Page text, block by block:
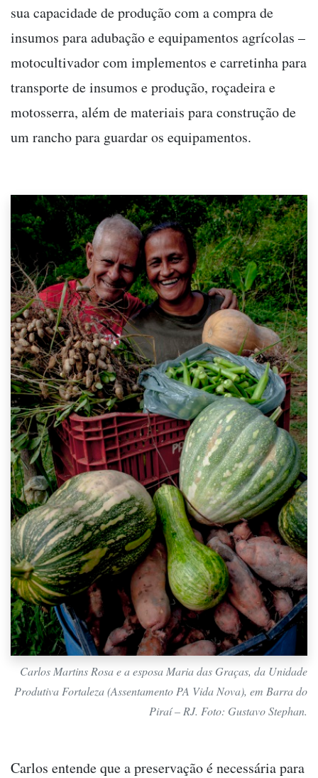
sua capacidade de produção com a compra de
insumos para adubação e equipamentos agrícolas –
motocultivador com implementos e carretinha para
transporte de insumos e produção, roçadeira e
motosserra, além de materiais para construção de
um rancho para guardar os equipamentos.
Carlos Martins Rosa e a esposa Maria das Graças, da Unidade
Produtiva Fortaleza (Assentamento PA Vida Nova), em Barra do
Piraí – RJ. Foto: Gustavo Stephan.
Carlos entende que a preservação é necessária para